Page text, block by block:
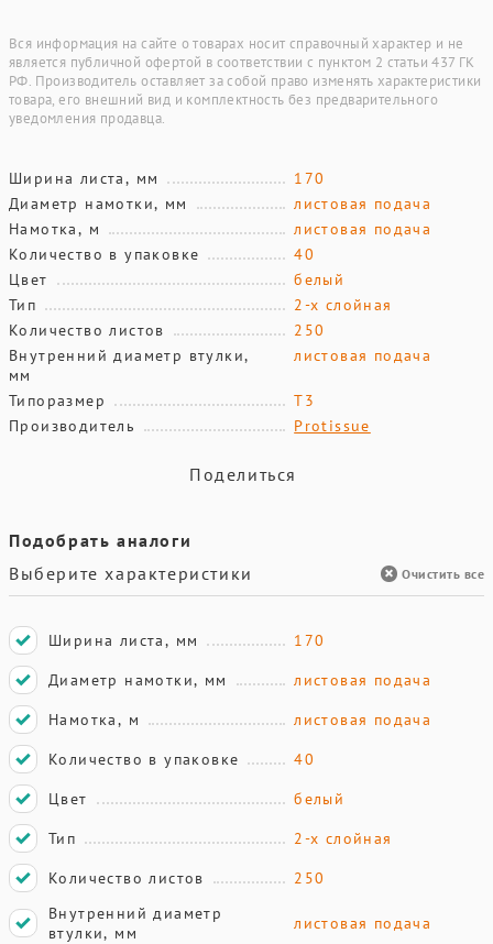
Вся информация на сайте о товарах носит справочный характер и не
является публичной офертой в соответствии с пунктом 2 статьи 437 ГК
РФ. Производитель оставляет за собой право изменять характеристики
товара, его внешний вид и комплектность без предварительного
уведомления продавца.
Ширина листа, мм
170
Диаметр намотки, мм
листовая подача
Намотка, м
листовая подача
Количество в упаковке
40
Цвет
белый
Тип
2-х слойная
Количество листов
250
Внутренний диаметр втулки,
мм
листовая подача
Типоразмер
T3
Производитель
Protissue
Поделиться
Подобрать аналоги
Выберите характеристики
Очистить все
Ширина листа, мм
170
Диаметр намотки, мм
листовая подача
Намотка, м
листовая подача
Количество в упаковке
40
Цвет
белый
Тип
2-х слойная
Количество листов
250
Внутренний диаметр
втулки, мм
листовая подача